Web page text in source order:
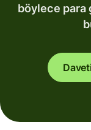
böylece para